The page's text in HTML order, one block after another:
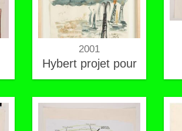
2001
Hybert projet pour